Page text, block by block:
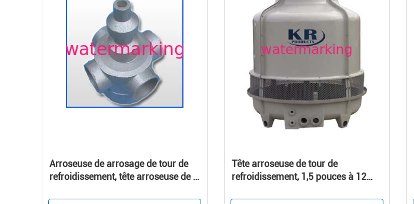
Arroseuse de arrosage de tour de
refroidissement, tête arroseuse de 5
Tête arroseuse de tour de
refroidissement, 1,5 pouces à 12